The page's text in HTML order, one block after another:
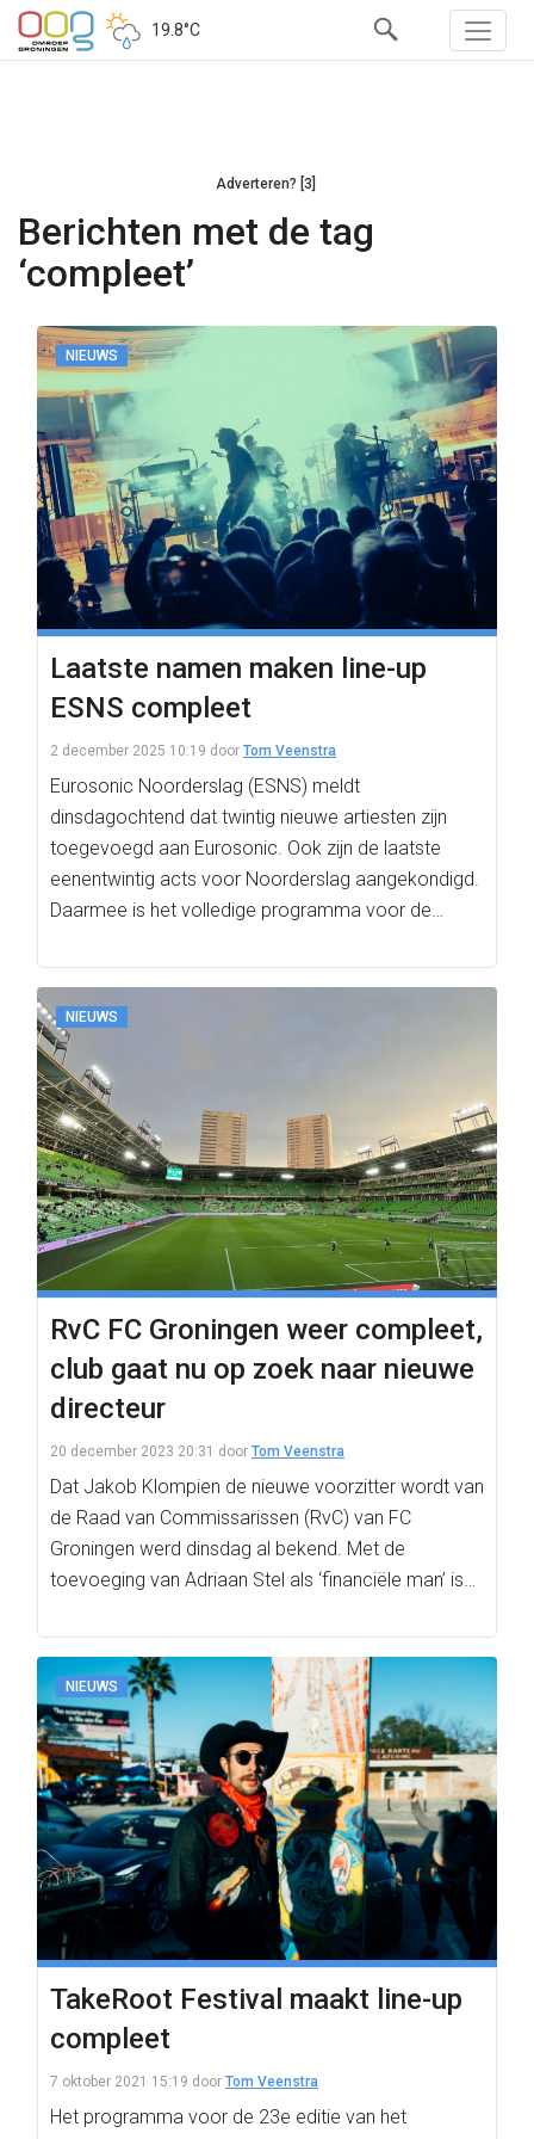
19.8°C
Adverteren? [3]
Berichten met de tag
‘compleet’
NIEUWS
Laatste namen maken line-up
ESNS compleet
2 december 2025 10:19 door Tom Veenstra
Eurosonic Noorderslag (ESNS) meldt
dinsdagochtend dat twintig nieuwe artiesten zijn
toegevoegd aan Eurosonic. Ook zijn de laatste
eenentwintig acts voor Noorderslag aangekondigd.
Daarmee is het volledige programma voor de
NIEUWS
RvC FC Groningen weer compleet,
club gaat nu op zoek naar nieuwe
directeur
20 december 2023 20:31 door Tom Veenstra
Dat Jakob Klompien de nieuwe voorzitter wordt van
de Raad van Commissarissen (RvC) van FC
Groningen werd dinsdag al bekend. Met de
toevoeging van Adriaan Stel als ‘financiële man’ is…
NIEUWS
TakeRoot Festival maakt line-up
compleet
7 oktober 2021 15:19 door Tom Veenstra
Het programma voor de 23e editie van het